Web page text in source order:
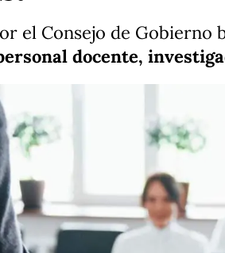
el Consejo de Gobierno
docente,